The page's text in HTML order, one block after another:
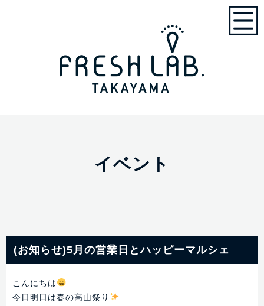
イベント
(お知らせ)5月の営業日とハッピーマルシェ
こんにちは
今日明日は春の高山祭り